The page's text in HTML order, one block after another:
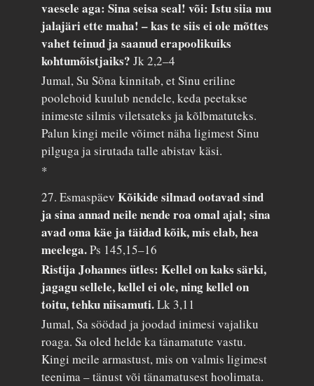
vaesele aga: Sina seisa seal! või: Istu siia mu
jalajäri ette maha! – kas te siis ei ole mõttes
vahet teinud ja saanud erapoolikuiks
kohtumõistjaiks?Jk 2,2–4
Jumal, Su Sõna kinnitab, et Sinu eriline
poolehoid kuulub nendele, keda peetakse
inimeste silmis viletsateks ja kõlbmatuteks.
Palun kingi meile võimet näha ligimest Sinu
pilguga ja sirutada talle abistav käsi.
*
27. EsmaspäevKõikide silmad ootavad sind
ja sina annad neile nende roa omal ajal; sina
avad oma käe ja täidad kõik, mis elab, hea
meelega.Ps 145,15–16
Ristija Johannes ütles: Kellel on kaks särki,
jagagu sellele, kellel ei ole, ning kellel on
toitu, tehku niisamuti.Lk 3,11
Jumal, Sa söödad ja joodad inimesi vajaliku
roaga. Sa oled helde ka tänamatute vastu.
Kingi meile armastust, mis on valmis ligimest
teenima – tänust või tänamatusest hoolimata.